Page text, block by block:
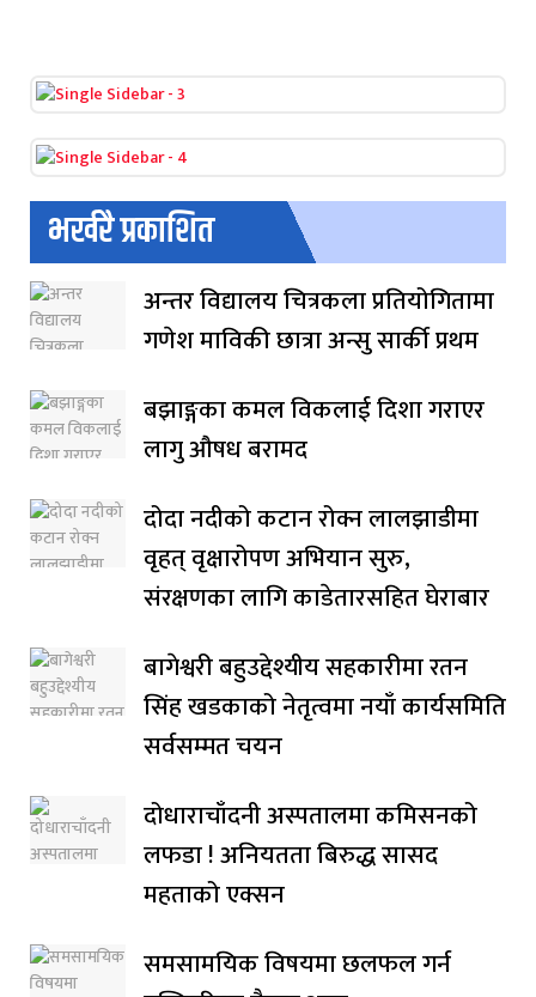
भर्खरै प्रकाशित
अन्तर विद्यालय चित्रकला प्रतियोगितामा
गणेश माविकी छात्रा अन्सु सार्की प्रथम
बझाङ्गका कमल विकलाई दिशा गराएर
लागु औषध बरामद
दोदा नदीको कटान रोक्न लालझाडीमा
वृहत् वृक्षारोपण अभियान सुरु,
संरक्षणका लागि काडेतारसहित घेराबार
बागेश्वरी बहुउद्देश्यीय सहकारीमा रतन
सिंह खडकाको नेतृत्वमा नयाँ कार्यसमिति
सर्वसम्मत चयन
दोधाराचाँदनी अस्पतालमा कमिसनको
लफडा ! अनियतता बिरुद्ध सासद
महताको एक्सन
समसामयिक विषयमा छलफल गर्न